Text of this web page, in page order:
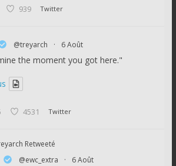
939 Twitter
@treyarch · 6 Août
the moment you got here."
4531 Twitter
Retweeté
@ewc_extra · 6 Août